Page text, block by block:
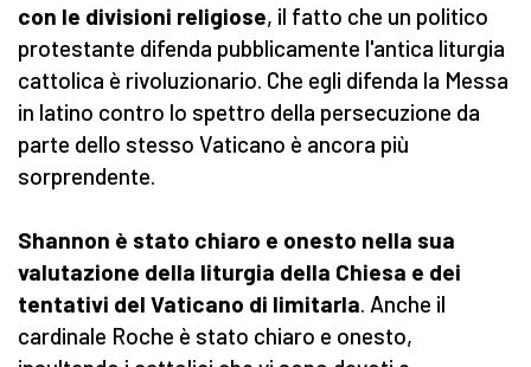
con le divisioni religiose, il fatto che un politico
protestante difenda pubblicamente l'antica liturgia
cattolica è rivoluzionario. Che egli difenda la Messa
in latino contro lo spettro della persecuzione da
parte dello stesso Vaticano è ancora più
sorprendente.
Shannon è stato chiaro e onesto nella sua
valutazione della liturgia della Chiesa e dei
tentativi del Vaticano di limitarla. Anche il
cardinale Roche è stato chiaro e onesto,